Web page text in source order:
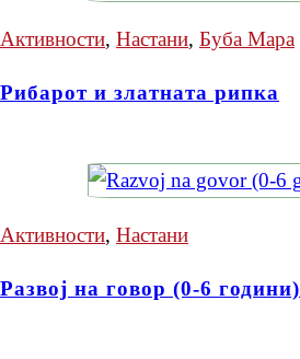
Активности, Настани, Буба Мара
Рибарот и златната рипка
Активности, Настани
Развој на говор (0-6 години)